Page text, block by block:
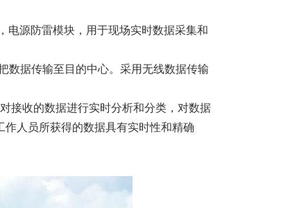
电源防雷模块，用于现场实时数据采集和
数据传输至目的中心。采用无线数据传输
接收的数据进行实时分析和分类，对数据
人员所获得的数据具有实时性和精确